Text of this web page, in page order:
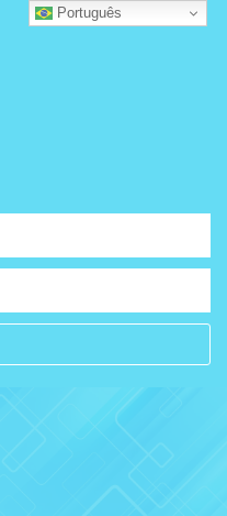
Português